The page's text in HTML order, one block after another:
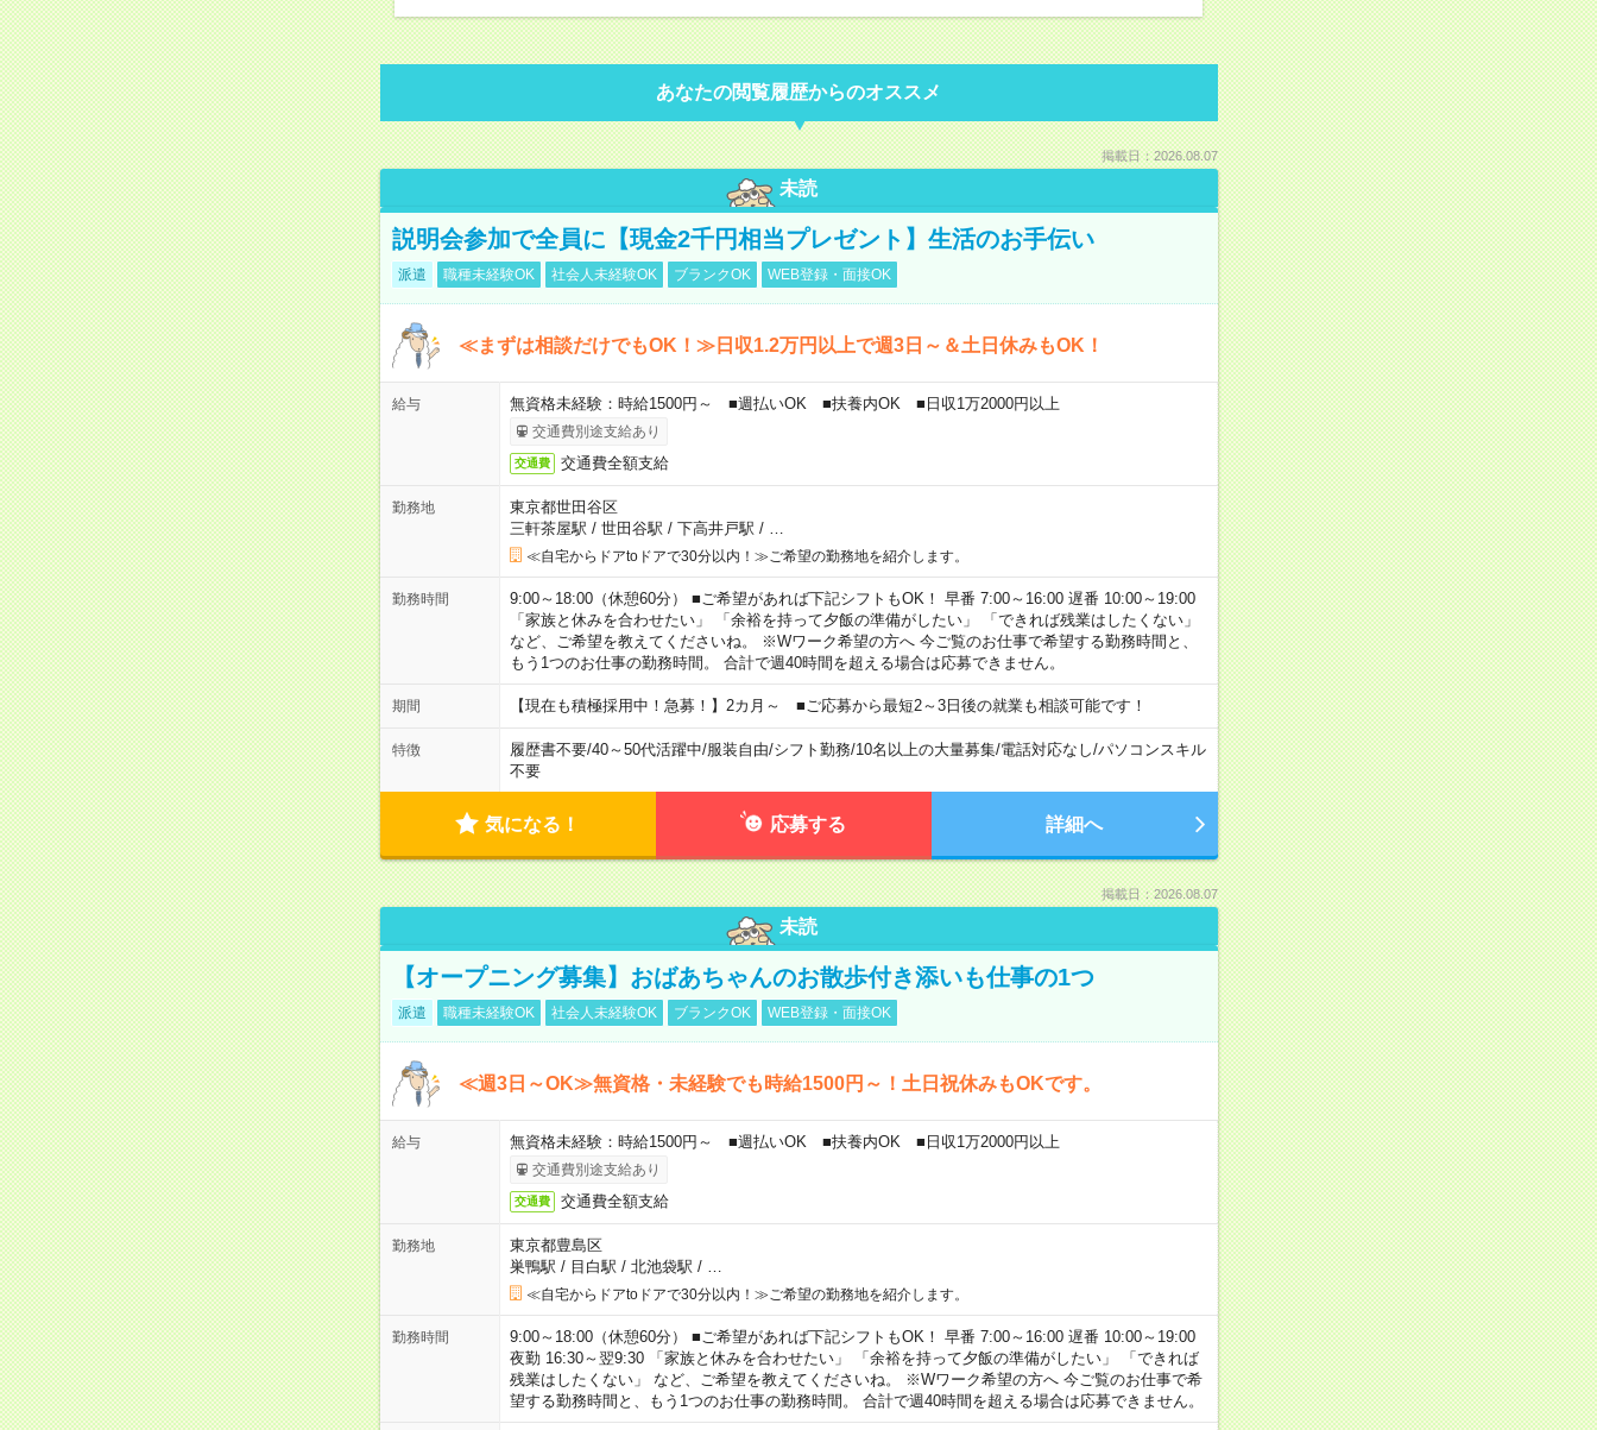
あなたの閲覧履歴からのオススメ
掲載日：2026.08.07
未読
説明会参加で全員に【現金2千円相当プレゼント】生活のお手伝い
派遣 職種未経験OK 社会人未経験OK ブランクOK WEB登録・面接OK
≪まずは相談だけでもOK！≫日収1.2万円以上で週3日～＆土日休みもOK！
給与 無資格未経験：時給1500円～ ■週払いOK ■扶養内OK ■日収1万2000円以上
交通費別途支給あり
交通費 交通費全額支給
勤務地
東京都世田谷区
三軒茶屋駅 / 世田谷駅 / 下高井戸駅 /
≪自宅からドアtoドアで30分以内！≫ご希望の勤務地を紹介します。
勤務時間
9:00～18:00（休憩60分） ■ご希望があれば下記シフトもOK！ 早番 7:00～16:00 遅番 10:00～19:00
「家族と休みを合わせたい」 「余裕を持って夕飯の準備がしたい」 「できれば残業はしたくない」
など、ご希望を教えてくださいね。 ※Wワーク希望の方へ 今ご覧のお仕事で希望する勤務時間と、
もう1つのお仕事の勤務時間。 合計で週40時間を超える場合は応募できません。
期間 【現在も積極採用中！急募！】2カ月～ ■ご応募から最短2～3日後の就業も相談可能です！
特徴 履歴書不要/40～50代活躍中/服装自由/シフト勤務/10名以上の大量募集/電話対応なし/パソコンスキル
不要
気になる！ 応募する 詳細へ
掲載日：2026.08.07
未読
【オープニング募集】おばあちゃんのお散歩付き添いも仕事の1つ
派遣 職種未経験OK 社会人未経験OK ブランクOK WEB登録・面接OK
≪週3日～OK≫無資格・未経験でも時給1500円～！土日祝休みもOKです。
給与 無資格未経験：時給1500円～ ■週払いOK ■扶養内OK ■日収1万2000円以上
交通費別途支給あり
交通費 交通費全額支給
勤務地
東京都豊島区
巣鴨駅 / 目白駅 / 北池袋駅 /
≪自宅からドアtoドアで30分以内！≫ご希望の勤務地を紹介します。
勤務時間
9:00～18:00（休憩60分） ■ご希望があれば下記シフトもOK！ 早番 7:00～16:00 遅番 10:00～19:00
夜勤 16:30～翌9:30 「家族と休みを合わせたい」 「余裕を持って夕飯の準備がしたい」 「できれば
残業はしたくない」 など、ご希望を教えてくださいね。 ※Wワーク希望の方へ 今ご覧のお仕事で希
望する勤務時間と、もう1つのお仕事の勤務時間。 合計で週40時間を超える場合は応募できません。